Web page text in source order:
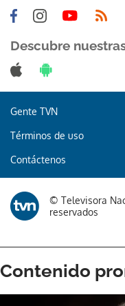
Gracias por
Descubre
Gente TVN
Términos de uso
Contáctenos
© Televisora
reservados